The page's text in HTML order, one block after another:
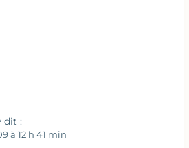
dit :
à 12 h 41 min